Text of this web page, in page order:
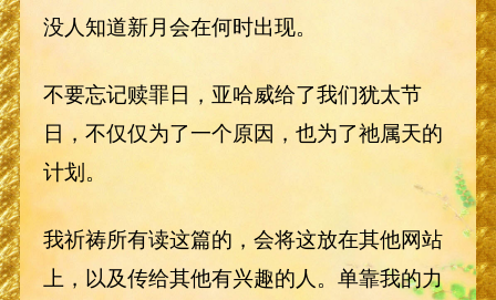
没人知道新月会在何时出现。
不要忘记赎罪日，亚哈威给了我们犹太节
日，不仅仅为了一个原因，也为了祂属天的
计划。
我祈祷所有读这篇的，会将这放在其他网站
上，以及传给其他有兴趣的人。单靠我的力